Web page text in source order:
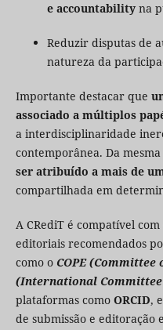
e accountabilityna
Reduzir disputas de
natureza da
Importante destacar que
associado a múltiplos
a interdisciplinaridade
contemporânea. Da
ser atribuído a mais de
compartilhada em
A CRediT é compatível
editoriais recomendados
como o COPE
(International
plataformas como ORCID,
de submissão e editoração